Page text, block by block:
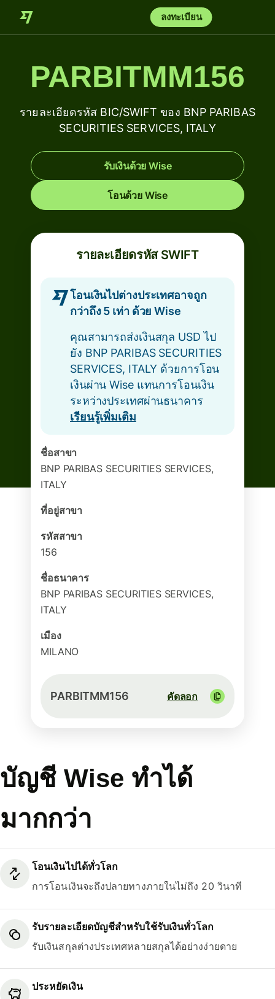
ลงทะเบียน
PARBITMM156
รายละเอียดรหัส BIC/SWIFT ของ BNP PARIBAS
SECURITIES SERVICES, ITALY
รับเงินด้วย Wise
โอนด้วย Wise
รายละเอียดรหัส SWIFT
โอนเงินไปต่างประเทศอาจถูก
กว่าถึง 5 เท่า ด้วย Wise
คุณสามารถส่งเงินสกุล USD ไป
ยัง BNP PARIBAS SECURITIES
SERVICES, ITALY ด้วยการโอน
เงินผ่าน Wise แทนการโอนเงิน
ระหว่างประเทศผ่านธนาคาร
เรียนรู้เพิ่มเติม
ชื่อสาขา
BNP PARIBAS SECURITIES SERVICES,
ITALY
ที่อยู่สาขา
รหัสสาขา
156
ชื่อธนาคาร
BNP PARIBAS SECURITIES SERVICES,
ITALY
เมือง
MILANO
PARBITMM156 คัดลอก
บัญชี Wise ทำได้
มากกว่า
โอนเงินไปได้ทั่วโลก
การโอนเงินจะถึงปลายทางภายในไม่ถึง 20 วินาที
รับรายละเอียดบัญชีสำหรับใช้รับเงินทั่วโลก
รับเงินสกุลต่างประเทศหลายสกุลได้อย่างง่ายดาย
ประหยัดเงิน